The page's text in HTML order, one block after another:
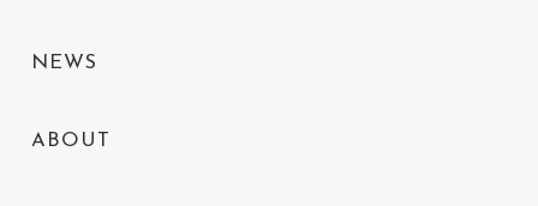
NEWS
ABOUT